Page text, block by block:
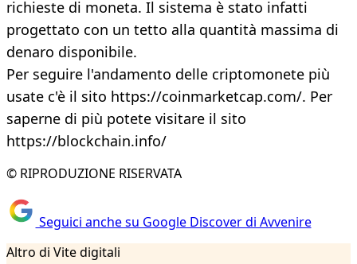
richieste di moneta. Il sistema è stato infatti
progettato con un tetto alla quantità massima di
denaro disponibile.
Per seguire l'andamento delle criptomonete più
usate c'è il sito https://coinmarketcap.com/. Per
saperne di più potete visitare il sito
https://blockchain.info/
© RIPRODUZIONE RISERVATA
Seguici anche su Google Discover di Avvenire
Altro di Vite digitali